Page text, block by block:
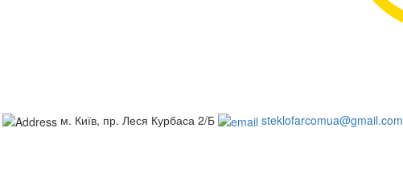
м. Київ, пр. Леся Курбаса 2/Б steklofarcomua@gmail.com